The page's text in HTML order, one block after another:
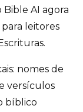
Bible AI agora
leitores
nomes de
versículos
bíblico